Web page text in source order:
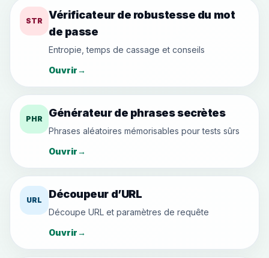
STR
Vérificateur de robustesse du mot
de passe
Entropie, temps de cassage et conseils
Ouvrir→
PHR Générateur de phrases secrètes
Phrases aléatoires mémorisables pour tests sûrs
Ouvrir→
URL Découpeur d’URL
Découpe URL et paramètres de requête
Ouvrir→